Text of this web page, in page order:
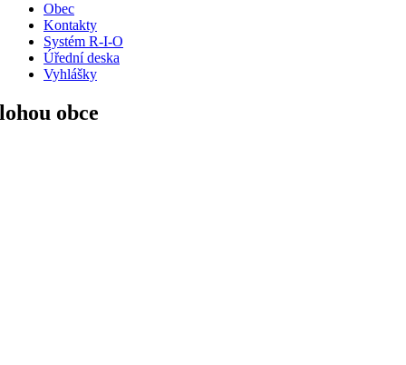
Obec
Kontakty
Systém R-I-O
Úřední deska
Vyhlášky